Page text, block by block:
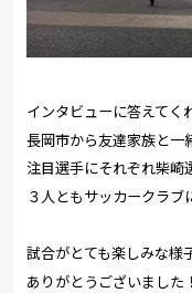
インタビューに答えてく
長岡市から友達家族と一
注目選手にそれぞれ柴崎
３人ともサッカークラブ
試合がとても楽しみな様
ありがとうございました！